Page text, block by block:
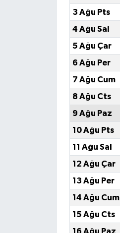
3 Ağu Pts
4 Ağu Sal
5 Ağu Çar
6 Ağu Per
7 Ağu Cum
8 Ağu Cts
9 Ağu Paz
10 Ağu Pts
11 Ağu Sal
12 Ağu Çar
13 Ağu Per
14 Ağu Cum
15 Ağu Cts
16 Ağu Paz